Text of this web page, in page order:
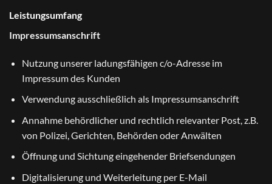
Leistungsumfang
Impressumsanschrift
Nutzung unserer ladungsfähigen c/o-Adresse im
Impressum des Kunden
Verwendung ausschließlich als Impressumsanschrift
Annahme behördlicher und rechtlich relevanter Post, z.B.
von Polizei, Gerichten, Behörden oder Anwälten
Öffnung und Sichtung eingehender Briefsendungen
Digitalisierung und Weiterleitung per E-Mail